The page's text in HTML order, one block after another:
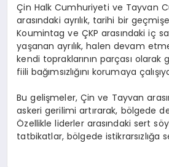
Çin Halk Cumhuriyeti ve Tayvan
arasındaki ayrılık, tarihi bir
Koumintag ve ÇKP arasındaki iç
yaşanan ayrılık, halen devam
kendi topraklarının parçası olarak
fiili bağımsızlığını korumaya
Bu gelişmeler, Çin ve Tayvan
askeri gerilimi artırarak, bölgede
Özellikle liderler arasındaki sert
tatbikatlar, bölgede istikrarsızlığa